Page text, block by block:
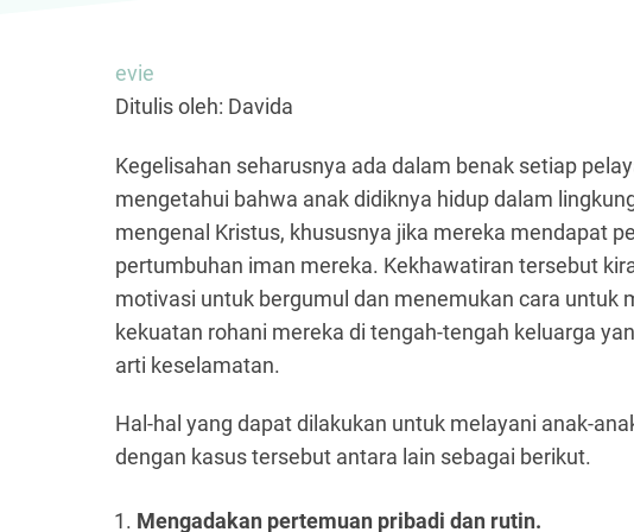
evie
Ditulis oleh: Davida
Kegelisahan seharusnya ada dalam benak setiap
mengetahui bahwa anak didiknya hidup dalam
mengenal Kristus, khususnya jika mereka mendapat
pertumbuhan iman mereka. Kekhawatiran tersebut
motivasi untuk bergumul dan menemukan cara untuk
kekuatan rohani mereka di tengah-tengah keluarga
arti keselamatan.
Hal-hal yang dapat dilakukan untuk melayani anak-
dengan kasus tersebut antara lain sebagai berikut.
Mengadakan pertemuan pribadi dan rutin.